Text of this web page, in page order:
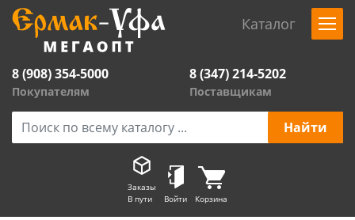
Каталог
8 (908) 354-5000
Покупателям
8 (347) 214-5202
Поставщикам
Заказы
В пути
Войти Корзина